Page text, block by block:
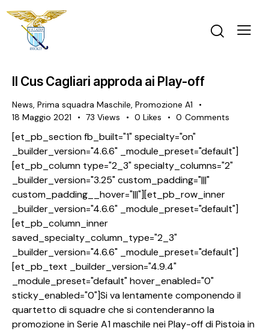
Il Cus Cagliari approda ai Play-off
News, Prima squadra Maschile, Promozione A1
18 Maggio 2021
73 Views 0 Likes 0 Comments
[et_pb_section fb_built="1" specialty="on"
_builder_version="4.6.6" _module_preset="default"]
[et_pb_column type="2_3" specialty_columns="2"
_builder_version="3.25" custom_padding="|||"
custom_padding__hover="|||"][et_pb_row_inner
_builder_version="4.6.6" _module_preset="default"]
[et_pb_column_inner
saved_specialty_column_type="2_3"
_builder_version="4.6.6" _module_preset="default"]
[et_pb_text _builder_version="4.9.4"
_module_preset="default" hover_enabled="0"
sticky_enabled="0"]Si va lentamente componendo il
quartetto di squadre che si contenderanno la
promozione in Serie A1 maschile nei Play-off di Pistoia in